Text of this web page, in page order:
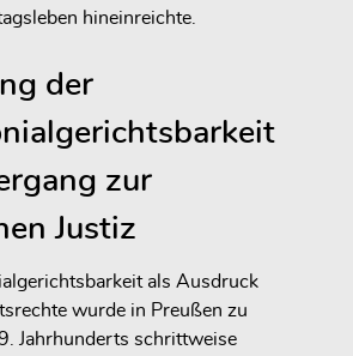
hineinreichte.
der
zur
Justiz
als Ausdruck
wurde in Preußen zu
Jahrhunderts schrittweise